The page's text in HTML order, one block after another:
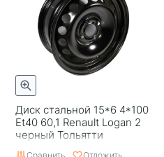
Диск стальной 15*6 4*100
Et40 60,1 Renault Logan 2
черный Тольятти